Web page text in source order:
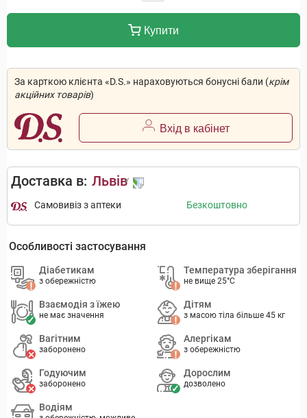
Купити
За карткою клієнта «D.S.» нараховуються бонусні бали (крім
акційних товарів)
Вхід в кабінет
Доставка в: Львів
Самовивіз з аптеки Безкоштовно
Особливості застосування
Діабетикам
з обережністю
Температура зберігання
не вище 25°C
Взаємодія з їжею
не має значення
Дітям
з масою тіла більше 45 кг
Вагітним
заборонено
Алергікам
з обережністю
Годуючим
заборонено
Дорослим
дозволено
Водіям